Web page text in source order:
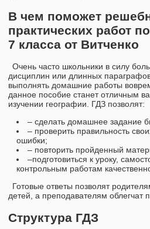
В чем поможет
практических работ
7 класса от Витченко
Очень часто школьники в силу
дисциплин или длинных
выполнять домашние работы
данное пособие станет отличным
изучении географии. ГДЗ позволят:
– сделать домашнее задание
– проверить правильность
ошибки;
– повторить пройденный
–подготовиться к уроку,
контрольным работам
Готовые ответы позволят
детей, а преподавателям облегчат
Структура ГДЗ